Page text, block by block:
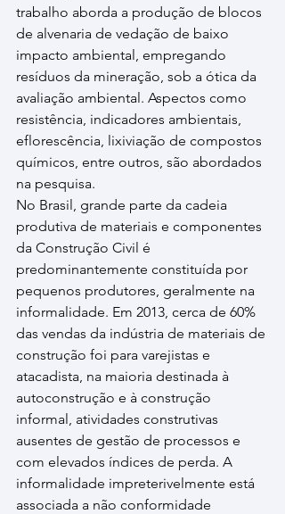
trabalho aborda a produção de blocos
de alvenaria de vedação de baixo
impacto ambiental, empregando
resíduos da mineração, sob a ótica da
avaliação ambiental. Aspectos como
resistência, indicadores ambientais,
eflorescência, lixiviação de compostos
químicos, entre outros, são abordados
na pesquisa.
No Brasil, grande parte da cadeia
produtiva de materiais e componentes
da Construção Civil é
predominantemente constituída por
pequenos produtores, geralmente na
informalidade. Em 2013, cerca de 60%
das vendas da indústria de materiais de
construção foi para varejistas e
atacadista, na maioria destinada à
autoconstrução e à construção
informal, atividades construtivas
ausentes de gestão de processos e
com elevados índices de perda. A
informalidade impreterivelmente está
associada a não conformidade